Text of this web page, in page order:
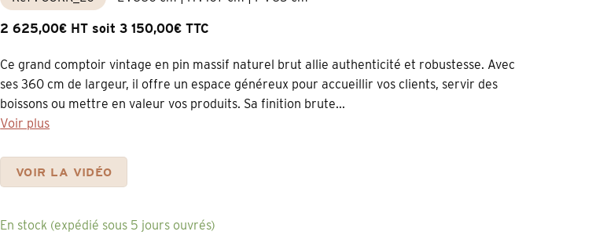
2 625,00€ HT soit 3 150,00€ TTC
Ce grand comptoir vintage en pin massif naturel brut allie authenticité et robustesse. Avec
ses 360 cm de largeur, il offre un espace généreux pour accueillir vos clients, servir des
boissons ou mettre en valeur vos produits. Sa finition brute...
Voir plus
VOIR LA VIDÉO
En stock (expédié sous 5 jours ouvrés)